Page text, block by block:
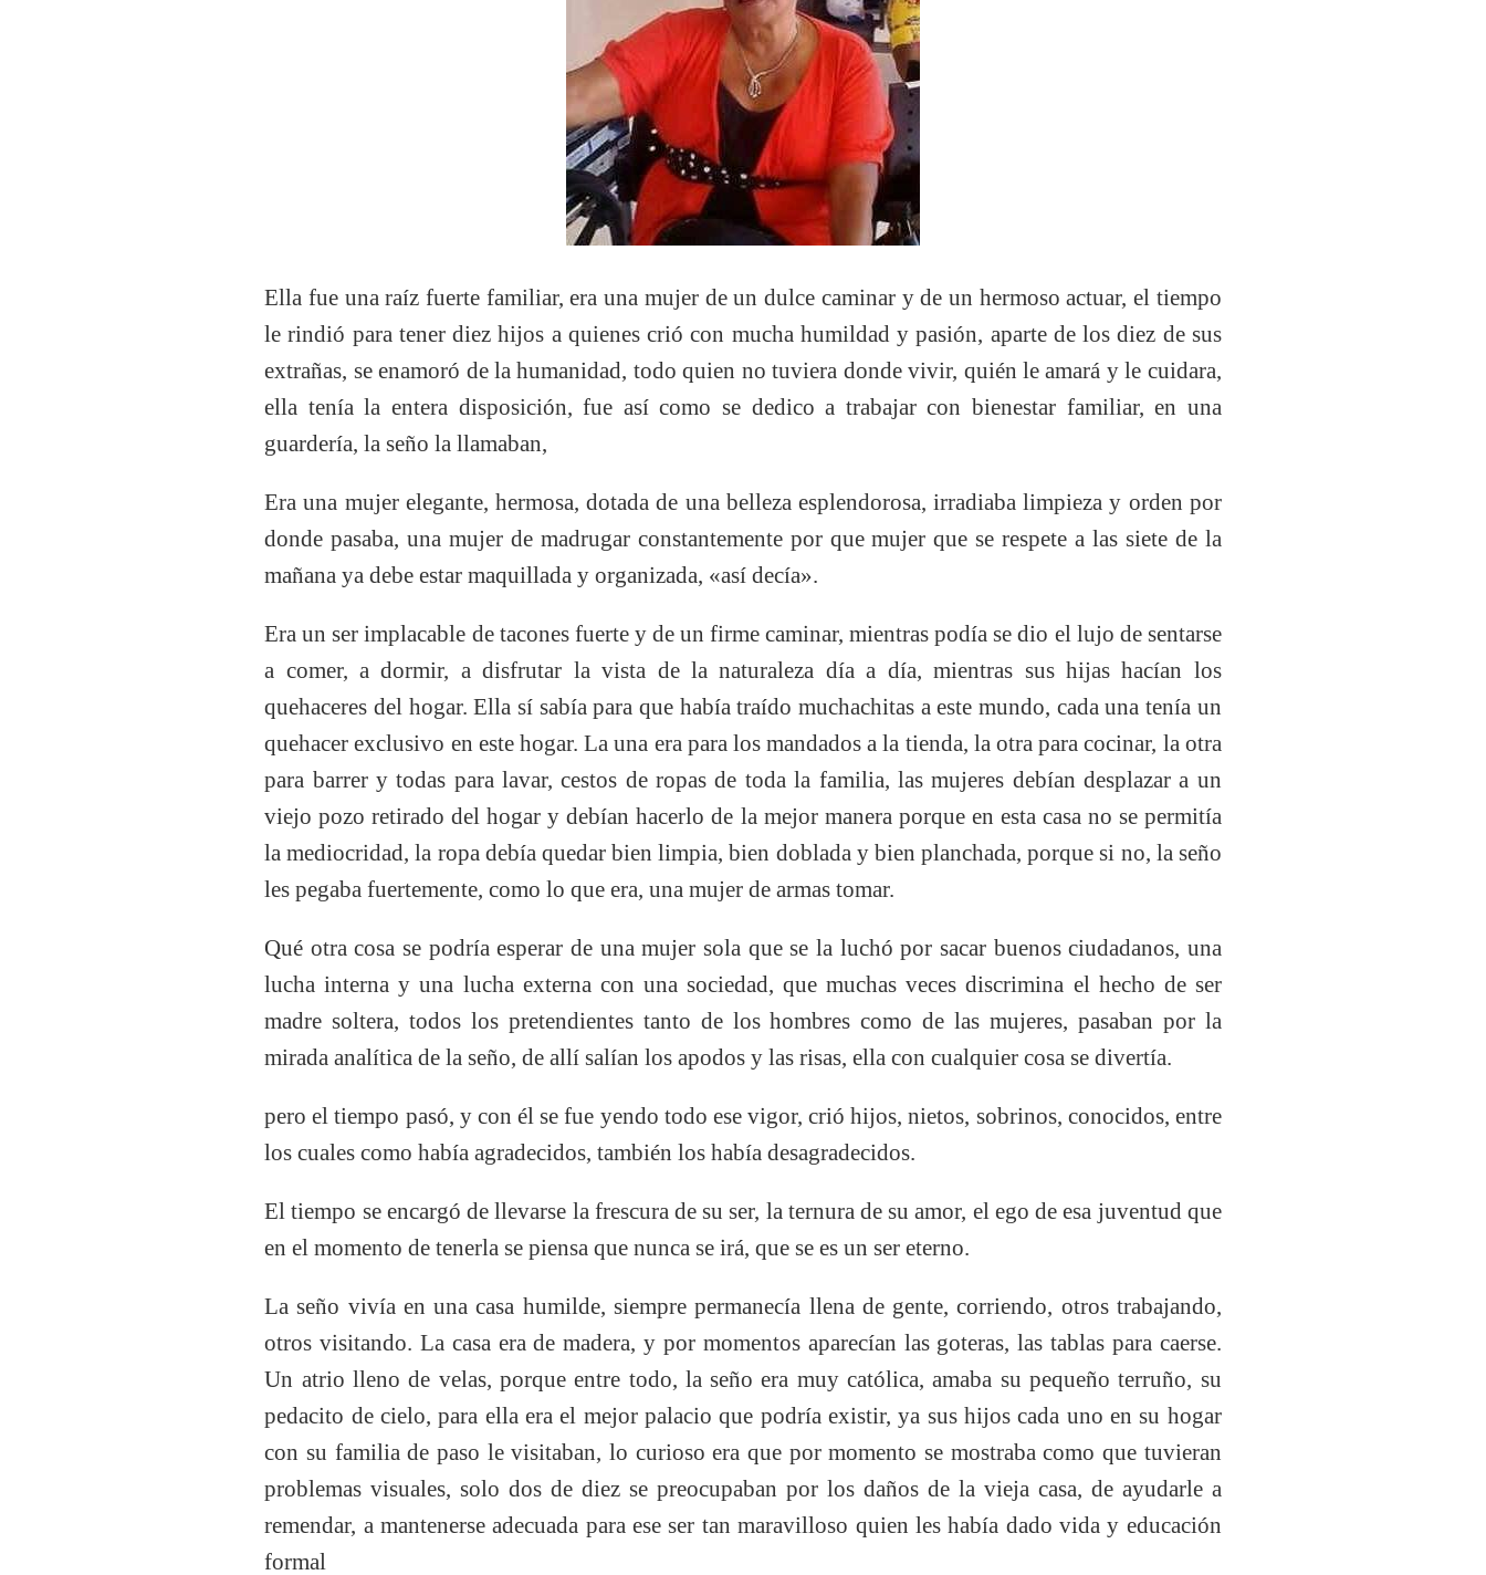
Ella fue una raíz fuerte familiar, era una mujer de un dulce caminar y de un hermoso actuar, el tiempo
le rindió para tener diez hijos a quienes crió con mucha humildad y pasión, aparte de los diez de sus
extrañas, se enamoró de la humanidad, todo quien no tuviera donde vivir, quién le amará y le cuidara,
ella tenía la entera disposición, fue así como se dedico a trabajar con bienestar familiar, en una
guardería, la seño la llamaban,
Era una mujer elegante, hermosa, dotada de una belleza esplendorosa, irradiaba limpieza y orden por
donde pasaba, una mujer de madrugar constantemente por que mujer que se respete a las siete de la
mañana ya debe estar maquillada y organizada, «así decía».
Era un ser implacable de tacones fuerte y de un firme caminar, mientras podía se dio el lujo de sentarse
a comer, a dormir, a disfrutar la vista de la naturaleza día a día, mientras sus hijas hacían los
quehaceres del hogar. Ella sí sabía para que había traído muchachitas a este mundo, cada una tenía un
quehacer exclusivo en este hogar. La una era para los mandados a la tienda, la otra para cocinar, la otra
para barrer y todas para lavar, cestos de ropas de toda la familia, las mujeres debían desplazar a un
viejo pozo retirado del hogar y debían hacerlo de la mejor manera porque en esta casa no se permitía
la mediocridad, la ropa debía quedar bien limpia, bien doblada y bien planchada, porque si no, la seño
les pegaba fuertemente, como lo que era, una mujer de armas tomar.
Qué otra cosa se podría esperar de una mujer sola que se la luchó por sacar buenos ciudadanos, una
lucha interna y una lucha externa con una sociedad, que muchas veces discrimina el hecho de ser
madre soltera, todos los pretendientes tanto de los hombres como de las mujeres, pasaban por la
mirada analítica de la seño, de allí salían los apodos y las risas, ella con cualquier cosa se divertía.
pero el tiempo pasó, y con él se fue yendo todo ese vigor, crió hijos, nietos, sobrinos, conocidos, entre
los cuales como había agradecidos, también los había desagradecidos.
El tiempo se encargó de llevarse la frescura de su ser, la ternura de su amor, el ego de esa juventud que
en el momento de tenerla se piensa que nunca se irá, que se es un ser eterno.
La seño vivía en una casa humilde, siempre permanecía llena de gente, corriendo, otros trabajando,
otros visitando. La casa era de madera, y por momentos aparecían las goteras, las tablas para caerse.
Un atrio lleno de velas, porque entre todo, la seño era muy católica, amaba su pequeño terruño, su
pedacito de cielo, para ella era el mejor palacio que podría existir, ya sus hijos cada uno en su hogar
con su familia de paso le visitaban, lo curioso era que por momento se mostraba como que tuvieran
problemas visuales, solo dos de diez se preocupaban por los daños de la vieja casa, de ayudarle a
remendar, a mantenerse adecuada para ese ser tan maravilloso quien les había dado vida y educación
formal